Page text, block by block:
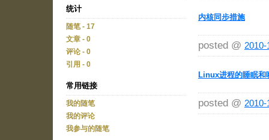
统计
随笔 - 17
文章 - 0
评论 - 0
引用 - 0
常用链接
我的随笔
我的评论
我参与的随笔
内核同步措施
posted @ 2010-
Linux进程的睡眠和
posted @ 2010-